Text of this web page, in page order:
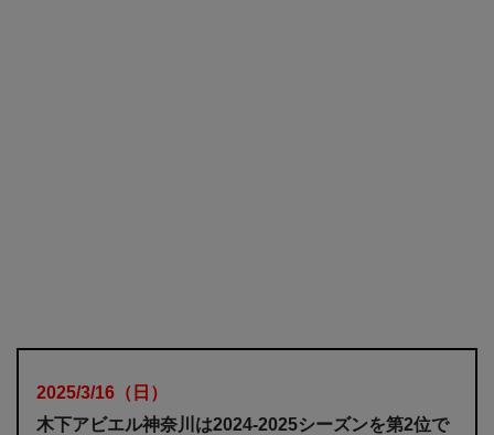
2025/3/16 （日）
木下アビエル神奈川は2024-2025シーズンを第2位で